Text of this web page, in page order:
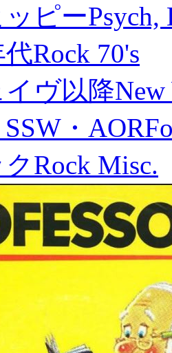
ピーPsych,
代Rock 70's
ヴ以降New
・AOR
Rock Misc.